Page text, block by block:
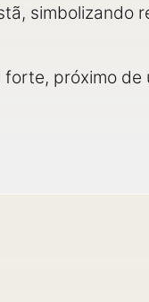
simbolizando
próximo de